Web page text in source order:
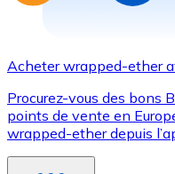
Acheter wrapped-ether
Procurez-vous des bons
points de vente en
wrapped-ether depuis